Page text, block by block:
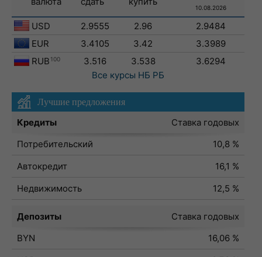
10.08.2026
USD 2.9555 2.96
2.9484
EUR
3.4105 3.42
3.3989
RUB 100 3.516 3.538
3.6294
Все курсы НБ РБ
Лучшие предложения
Кредиты
Ставка годовых
Потребительский
10,8 %
Автокредит
16,1 %
Недвижимость
12,5 %
Депозиты
Ставка годовых
BYN
16,06 %